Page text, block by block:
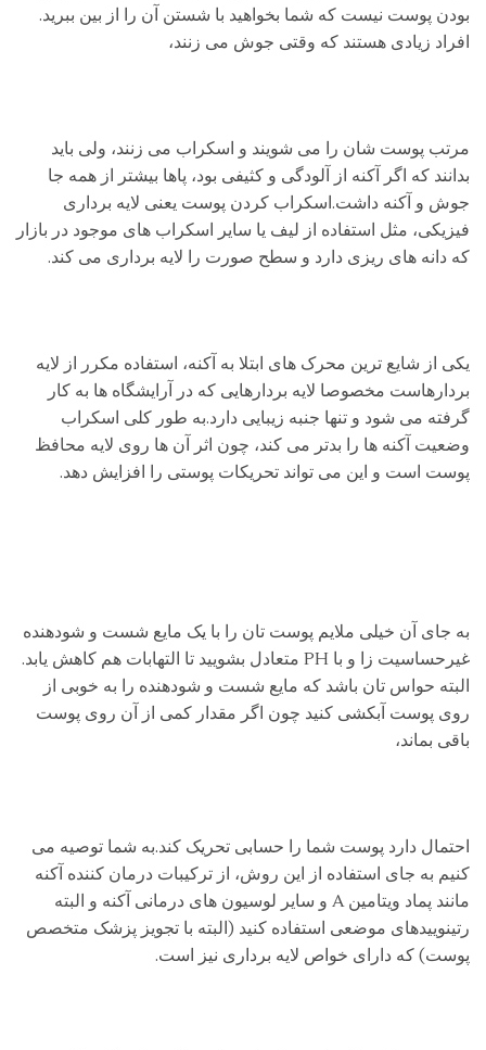
بودن پوست نیست که شما بخواهید با شستن آن را از بین ببرید.
افراد زیادی هستند که وقتی جوش می زنند،
مرتب پوست شان را می شویند و اسکراب می زنند، ولی باید
بدانند که اگر آکنه از آلودگی و کثیفی بود، پاها بیشتر از همه جا
جوش و آکنه داشت.اسکراب کردن پوست یعنی لایه برداری
فیزیکی، مثل استفاده از لیف یا سایر اسکراب های موجود در بازار
که دانه های ریزی دارد و سطح صورت را لایه برداری می کند.
یکی از شایع ترین محرک های ابتلا به آکنه، استفاده مکرر از لایه
بردارهاست مخصوصا لایه بردارهایی که در آرایشگاه ها به کار
گرفته می شود و تنها جنبه زیبایی دارد.به طور کلی اسکراب
وضعیت آکنه ها را بدتر می کند، چون اثر آن ها روی لایه محافظ
پوست است و این می تواند تحریکات پوستی را افزایش دهد.
به جای آن خیلی ملایم پوست تان را با یک مایع شست و شودهنده
غیرحساسیت زا و با PH متعادل بشویید تا التهابات هم کاهش یابد.
البته حواس تان باشد که مایع شست و شودهنده را به خوبی از
روی پوست آبکشی کنید چون اگر مقدار کمی از آن روی پوست
باقی بماند،
احتمال دارد پوست شما را حسابی تحریک کند.به شما توصیه می
کنیم به جای استفاده از این روش، از ترکیبات درمان کننده آکنه
مانند پماد ویتامین A و سایر لوسیون های درمانی آکنه و البته
رتینوییدهای موضعی استفاده کنید (البته با تجویز پزشک متخصص
پوست) که دارای خواص لایه برداری نیز است.